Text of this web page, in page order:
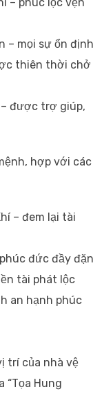
– mọi sự ổn định
thiên thời chở
– được trợ giúp,
hợp với các
– đem lại tài
đức đầy đặn
tài phát lộc
an hạnh phúc
trí của nhà vệ
“Tọa Hung